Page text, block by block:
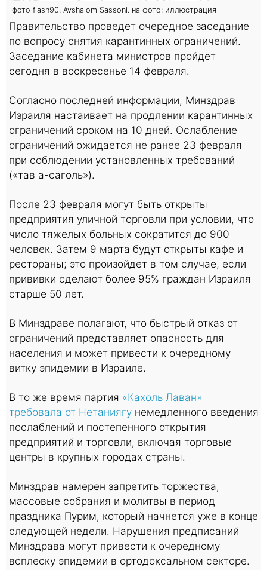
фото flash90, Avshalom Sassoni. на фото: иллюстрация
Правительство проведет очередное заседание
по вопросу снятия карантинных ограничений.
Заседание кабинета министров пройдет
сегодня в воскресенье 14 февраля.
Согласно последней информации, Минздрав
Израиля настаивает на продлении карантинных
ограничений сроком на 10 дней. Ослабление
ограничений ожидается не ранее 23 февраля
при соблюдении установленных требований
(«тав а-саголь»).
После 23 февраля могут быть открыты
предприятия уличной торговли при условии, что
число тяжелых больных сократится до 900
человек. Затем 9 марта будут открыты кафе и
рестораны; это произойдет в том случае, если
прививки сделают более 95% граждан Израиля
старше 50 лет.
В Минздраве полагают, что быстрый отказ от
ограничений представляет опасность для
населения и может привести к очередному
витку эпидемии в Израиле.
В то же время партия «Кахоль Лаван»
требовала от Нетаниягу немедленного введения
послаблений и постепенного открытия
предприятий и торговли, включая торговые
центры в крупных городах страны.
Минздрав намерен запретить торжества,
массовые собрания и молитвы в период
праздника Пурим, который начнется уже в конце
следующей недели. Нарушения предписаний
Минздрава могут привести к очередному
всплеску эпидемии в ортодоксальном секторе.